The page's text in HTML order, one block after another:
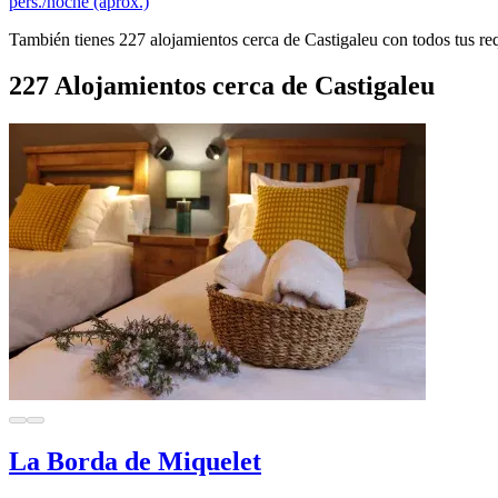
También tienes 227 alojamientos cerca de Castigaleu con todos tus
227 Alojamientos cerca de Castigaleu
La Borda de Miquelet